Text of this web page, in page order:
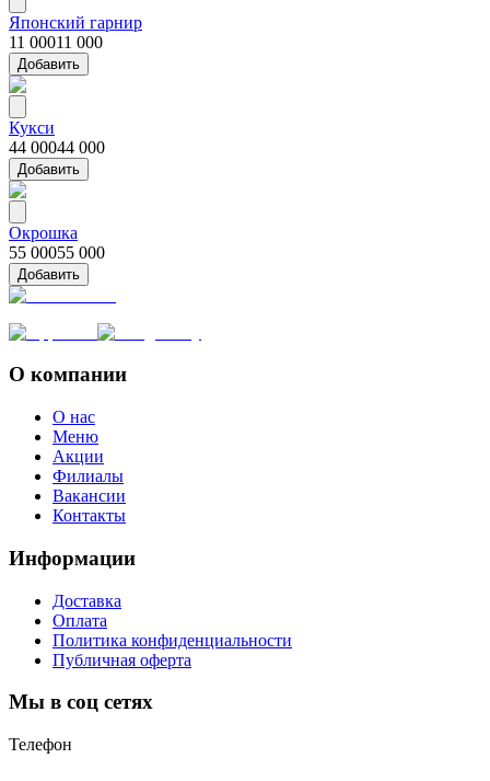
Японский гарнир
11 00011 000
Добавить
Кукси
44 00044 000
Добавить
Окрошка
55 00055 000
Добавить
О компании
О нас
Меню
Акции
Филиалы
Вакансии
Контакты
Информации
Доставка
Оплата
Политика конфиденциальности
Публичная оферта
Мы в соц сетях
Телефон